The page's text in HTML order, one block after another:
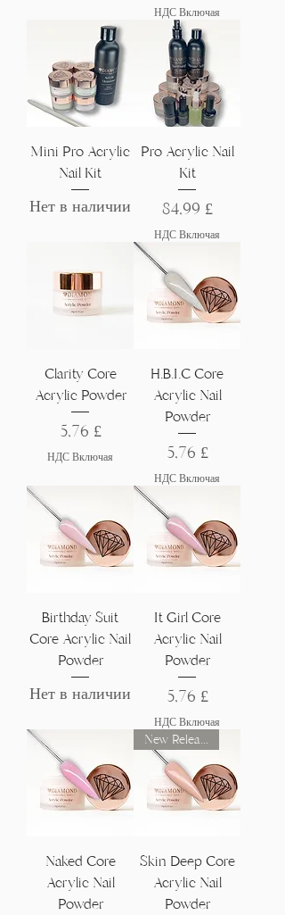
НДС Включая
Mini Pro Acrylic
Nail Kit
Нет в наличии
Pro Acrylic Nail
Kit
Цена
84,99 £
НДС Включая
Clarity Core
Acrylic Powder
Цена
5,76 £
НДС Включая
H.B.I.C Core
Acrylic Nail
Powder
Цена
5,76 £
НДС Включая
Birthday Suit
Core Acrylic Nail
Powder
Нет в наличии
It Girl Core
Acrylic Nail
Powder
Цена
5,76 £
НДС Включая
Naked Core
Acrylic Nail
Powder
New Release
Skin Deep Core
Acrylic Nail
Powder